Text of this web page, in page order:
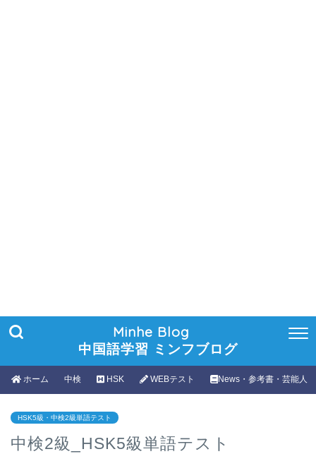
Minhe Blog
中国語学習 ミンフブログ
ホーム 中検 HSK WEBテスト News・参考書・芸能人
HSK5級・中検2級単語テスト
中検2級_HSK5級単語テスト